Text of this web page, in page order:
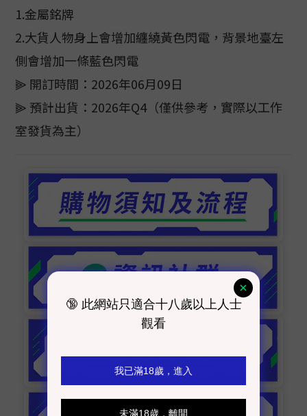
1.金屬銘牌
2.大貨人物身上會增加纏繞黃色閃電，背景地臺左
側會增加一條藍色閃電
⫸ 開訂時間：2026年06月09日
⫸ 預計出貨：2026年Q4（僅供參考，實際以工作
室發貨為主）